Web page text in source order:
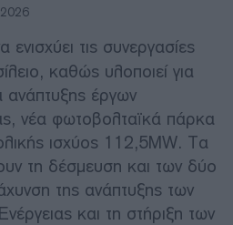
2026
ενισχύει τις συνεργασίες
καθώς υλοποιεί για
ανάπτυξης έργων
νέα φωτοβολταϊκά πάρκα
ισχύος 112,5MW. Τα
τη δέσμευση και των δύο
της ανάπτυξης των
και τη στήριξη των